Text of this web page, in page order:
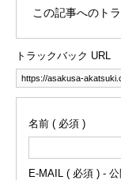
この記事へのト
トラックバック URL
名前 ( 必須 )
E-MAIL ( 必須 ) -